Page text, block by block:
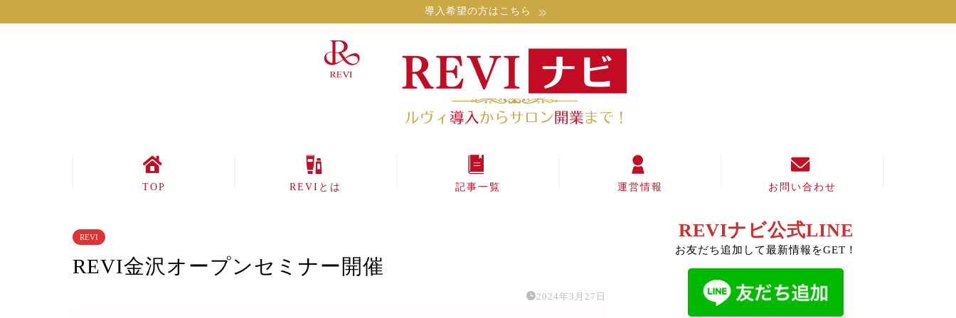
導入希望の方はこちら
TOP REVIとは 記事一覧 運営情報 お問い合わせ
REVI
REVI金沢オープンセミナー開催
2024年3月27日
REVIナビ公式LINE
お友だち追加して最新情報をGET！